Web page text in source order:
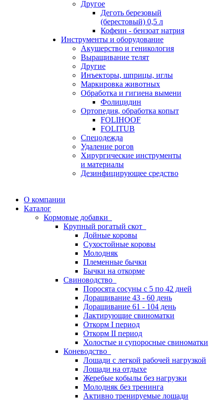
Другое
Деготь березовый
(берестовый) 0,5 л
Кофеин - бензоат натрия
Инструменты и оборудование
Акушерство и геникология
Выращивание телят
Другие
Инъекторы, шприцы, иглы
Маркировка животных
Обработка и гигиена вымени
Фолицидин
Ортопедия, обработка копыт
FOLIHOOF
FOLITUB
Спецодежда
Удаление рогов
Хирургические инструменты
и материалы
Дезинфицирующее средство
О компании
Каталог
Кормовые добавки
Крупный рогатый скот
Дойные коровы
Сухостойные коровы
Молодняк
Племенные бычки
Бычки на откорме
Свиноводство
Поросята сосуны с 5 по 42 дней
Доращивание 43 - 60 день
Доращивание 61 - 104 день
Лактирующие свиноматки
Откорм I период
Откорм II период
Холостые и супоросные свиноматки
Коневодство
Лошади с легкой рабочей нагрузкой
Лошади на отдыхе
Жеребые кобылы без нагрузки
Молодняк без тренинга
Активно тренируемые лошади